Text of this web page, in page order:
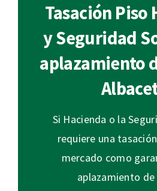
Tasación Piso
y Seguridad
aplazamiento
Si Hacienda o la
requiere una
mercado como
aplazamiento de